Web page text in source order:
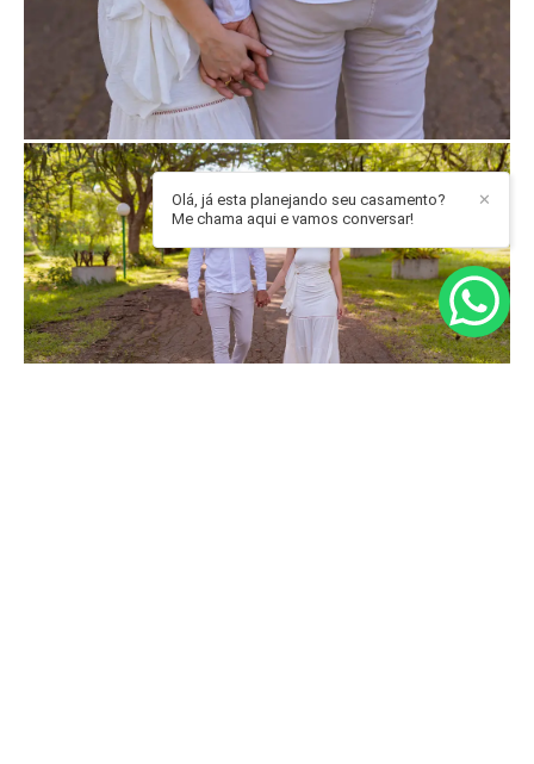
✕
Olá, já esta planejando seu casamento?
Me chama aqui e vamos conversar!